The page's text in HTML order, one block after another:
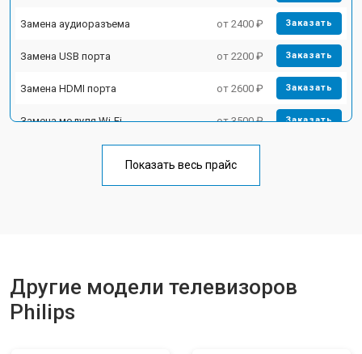
Замена аудиоразъема от 2400 ₽ Заказать
Замена USB порта от 2200 ₽ Заказать
Замена HDMI порта от 2600 ₽ Заказать
Замена модуля Wi-Fi от 3500 ₽ Заказать
Ремонт блока управления от 3100 ₽
Прошивка от 3900 ₽ Заказать
Замена трансформаторов
подсветки
Показать весь прайс
Другие модели телевизоров
Philips